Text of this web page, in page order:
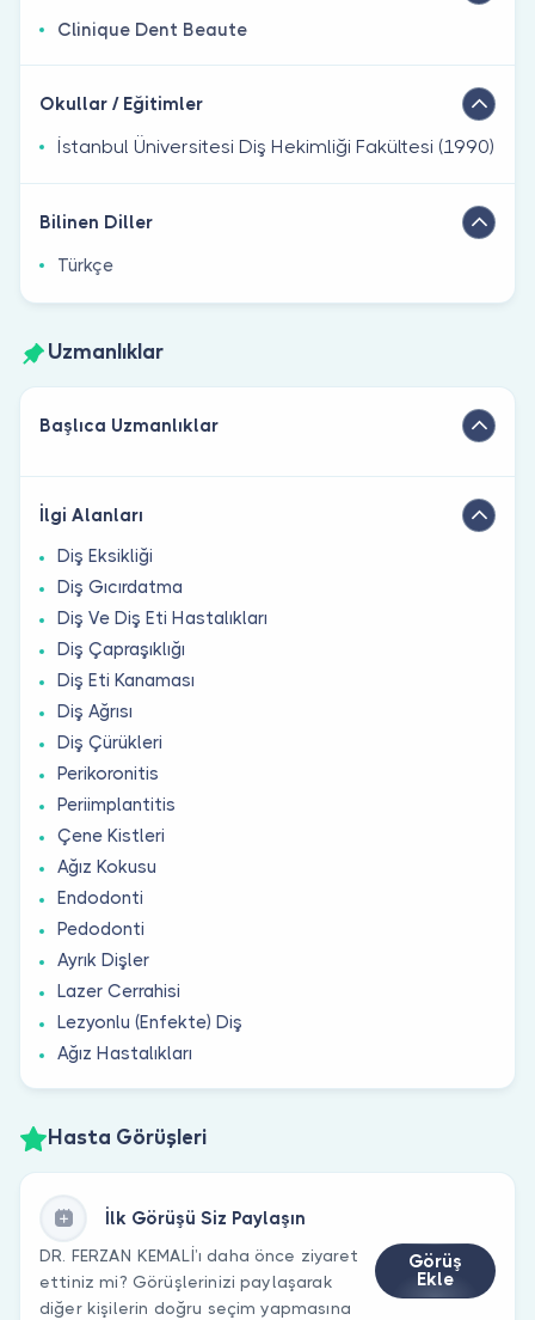
Clinique Dent Beaute
Okullar / Eğitimler
İstanbul Üniversitesi Diş Hekimliği Fakültesi (1990)
Bilinen Diller
Türkçe
Uzmanlıklar
Başlıca Uzmanlıklar
İlgi Alanları
Diş Eksikliği
Diş Gıcırdatma
Diş Ve Diş Eti Hastalıkları
Diş Çapraşıklığı
Diş Eti Kanaması
Diş Ağrısı
Diş Çürükleri
Perikoronitis
Periimplantitis
Çene Kistleri
Ağız Kokusu
Endodonti
Pedodonti
Ayrık Dişler
Lazer Cerrahisi
Lezyonlu (Enfekte) Diş
Ağız Hastalıkları
Hasta Görüşleri
İlk Görüşü Siz Paylaşın
DR. FERZAN KEMALİ’ı daha önce ziyaret
ettiniz mi? Görüşlerinizi paylaşarak
diğer kişilerin doğru seçim yapmasına
Görüş
Ekle